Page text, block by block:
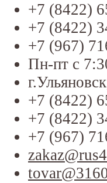
+7 (8422)
+7 (8422)
+7 (967)
Пн-пт с
+7 (8422)
+7 (8422)
+7 (967)